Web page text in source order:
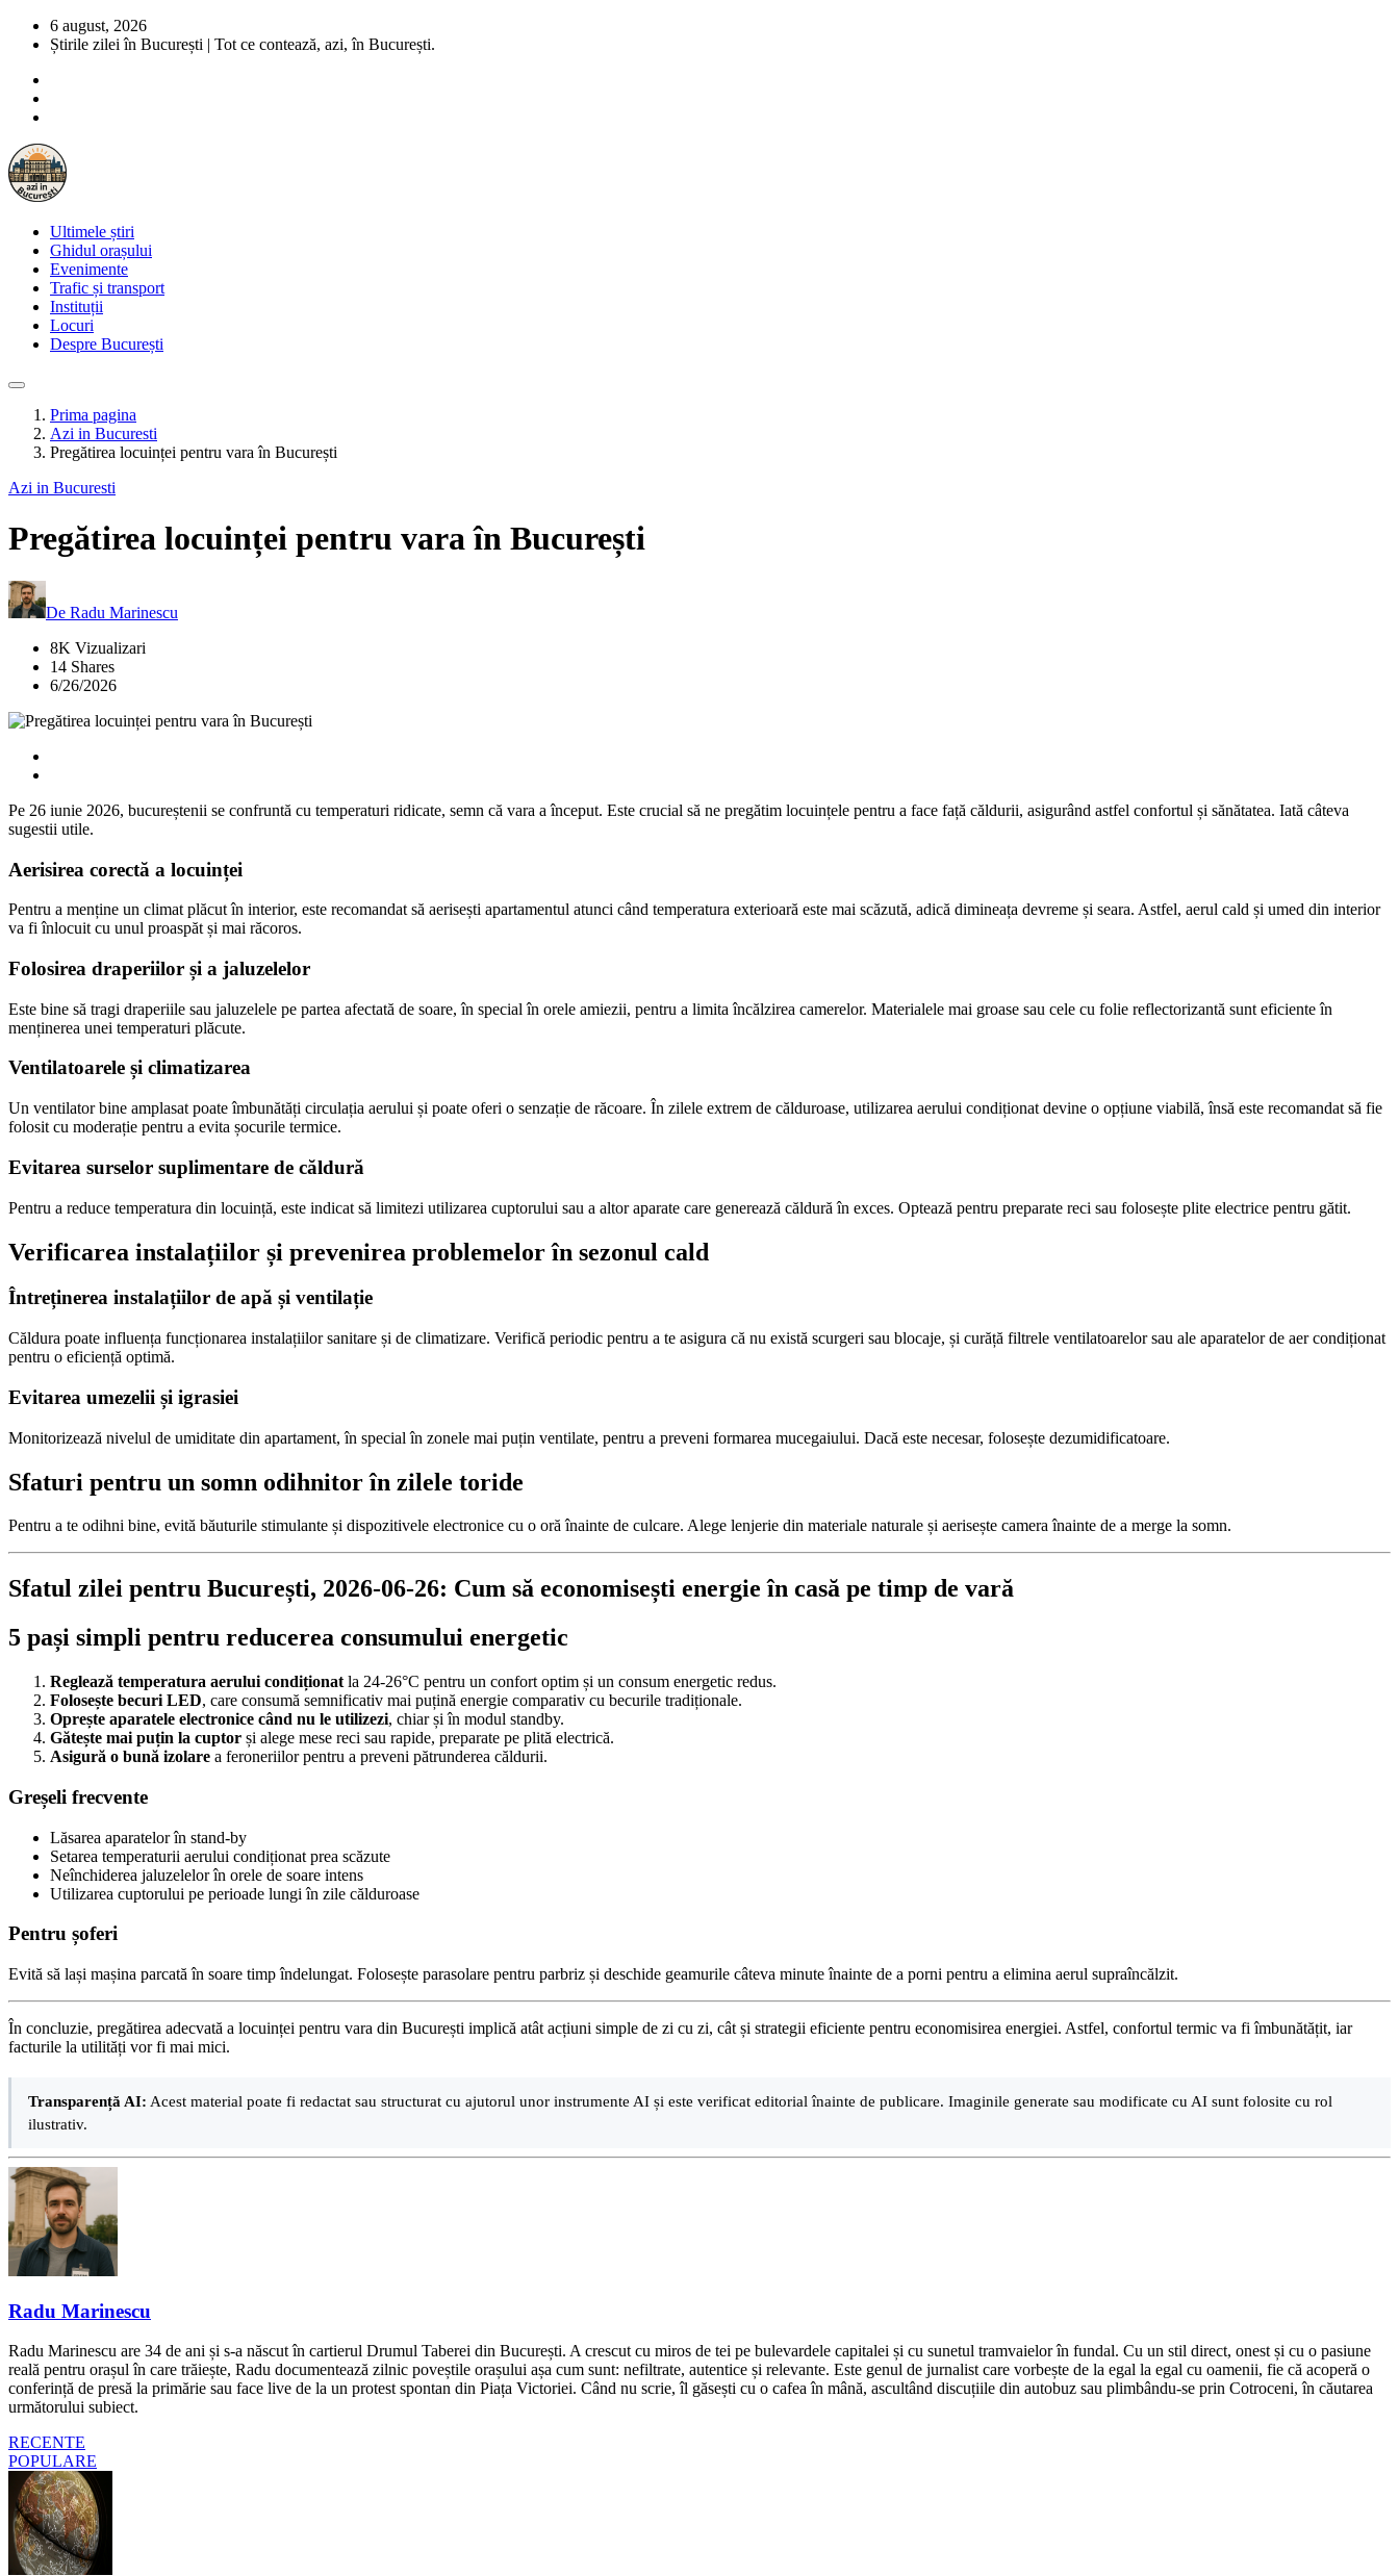
6 august, 2026
Știrile zilei în București | Tot ce contează, azi, în București.
Ultimele știri
Ghidul orașului
Evenimente
Trafic și transport
Instituții
Locuri
Despre București
Prima pagina
Azi in Bucuresti
Pregătirea locuinței pentru vara în București
Azi in Bucuresti
Pregătirea locuinței pentru vara în București
De Radu Marinescu
8K Vizualizari
14 Shares
6/26/2026
Pe 26 iunie 2026, bucureștenii se confruntă cu temperaturi ridicate, semn că vara a început. Este crucial să ne pregătim locuințele pentru a face față căldurii, asigurând astfel confortul și sănătatea. Iată câteva
sugestii utile.
Aerisirea corectă a locuinței
Pentru a menține un climat plăcut în interior, este recomandat să aerisești apartamentul atunci când temperatura exterioară este mai scăzută, adică dimineața devreme și seara. Astfel, aerul cald și umed din interior
va fi înlocuit cu unul proaspăt și mai răcoros.
Folosirea draperiilor și a jaluzelelor
Este bine să tragi draperiile sau jaluzelele pe partea afectată de soare, în special în orele amiezii, pentru a limita încălzirea camerelor. Materialele mai groase sau cele cu folie reflectorizantă sunt eficiente în
menținerea unei temperaturi plăcute.
Ventilatoarele și climatizarea
Un ventilator bine amplasat poate îmbunătăți circulația aerului și poate oferi o senzație de răcoare. În zilele extrem de călduroase, utilizarea aerului condiționat devine o opțiune viabilă, însă este recomandat să fie
folosit cu moderație pentru a evita șocurile termice.
Evitarea surselor suplimentare de căldură
Pentru a reduce temperatura din locuință, este indicat să limitezi utilizarea cuptorului sau a altor aparate care generează căldură în exces. Optează pentru preparate reci sau folosește plite electrice pentru gătit.
Verificarea instalațiilor și prevenirea problemelor în sezonul cald
Întreținerea instalațiilor de apă și ventilație
Căldura poate influența funcționarea instalațiilor sanitare și de climatizare. Verifică periodic pentru a te asigura că nu există scurgeri sau blocaje, și curăță filtrele ventilatoarelor sau ale aparatelor de aer condiționat
pentru o eficiență optimă.
Evitarea umezelii și igrasiei
Monitorizează nivelul de umiditate din apartament, în special în zonele mai puțin ventilate, pentru a preveni formarea mucegaiului. Dacă este necesar, folosește dezumidificatoare.
Sfaturi pentru un somn odihnitor în zilele toride
Pentru a te odihni bine, evită băuturile stimulante și dispozitivele electronice cu o oră înainte de culcare. Alege lenjerie din materiale naturale și aerisește camera înainte de a merge la somn.
Sfatul zilei pentru București, 2026-06-26: Cum să economisești energie în casă pe timp de vară
5 pași simpli pentru reducerea consumului energetic
Reglează temperatura aerului condiționat la 24-26°C pentru un confort optim și un consum energetic redus.
Folosește becuri LED, care consumă semnificativ mai puțină energie comparativ cu becurile tradiționale.
Oprește aparatele electronice când nu le utilizezi, chiar și în modul standby.
Gătește mai puțin la cuptor și alege mese reci sau rapide, preparate pe plită electrică.
Asigură o bună izolare a feroneriilor pentru a preveni pătrunderea căldurii.
Greșeli frecvente
Lăsarea aparatelor în stand-by
Setarea temperaturii aerului condiționat prea scăzute
Neînchiderea jaluzelelor în orele de soare intens
Utilizarea cuptorului pe perioade lungi în zile călduroase
Pentru șoferi
Evită să lași mașina parcată în soare timp îndelungat. Folosește parasolare pentru parbriz și deschide geamurile câteva minute înainte de a porni pentru a elimina aerul supraîncălzit.
În concluzie, pregătirea adecvată a locuinței pentru vara din București implică atât acțiuni simple de zi cu zi, cât și strategii eficiente pentru economisirea energiei. Astfel, confortul termic va fi îmbunătățit, iar
facturile la utilități vor fi mai mici.
Transparență AI: Acest material poate fi redactat sau structurat cu ajutorul unor instrumente AI și este verificat editorial înainte de publicare. Imaginile generate sau modificate cu AI sunt folosite cu rol
ilustrativ.
Radu Marinescu
Radu Marinescu are 34 de ani și s-a născut în cartierul Drumul Taberei din București. A crescut cu miros de tei pe bulevardele capitalei și cu sunetul tramvaielor în fundal. Cu un stil direct, onest și cu o pasiune
reală pentru orașul în care trăiește, Radu documentează zilnic poveștile orașului așa cum sunt: nefiltrate, autentice și relevante. Este genul de jurnalist care vorbește de la egal la egal cu oamenii, fie că acoperă o
conferință de presă la primărie sau face live de la un protest spontan din Piața Victoriei. Când nu scrie, îl găsești cu o cafea în mână, ascultând discuțiile din autobuz sau plimbându-se prin Cotroceni, în căutarea
următorului subiect.
RECENTE
POPULARE